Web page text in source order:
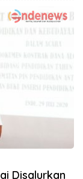
Disalurkan